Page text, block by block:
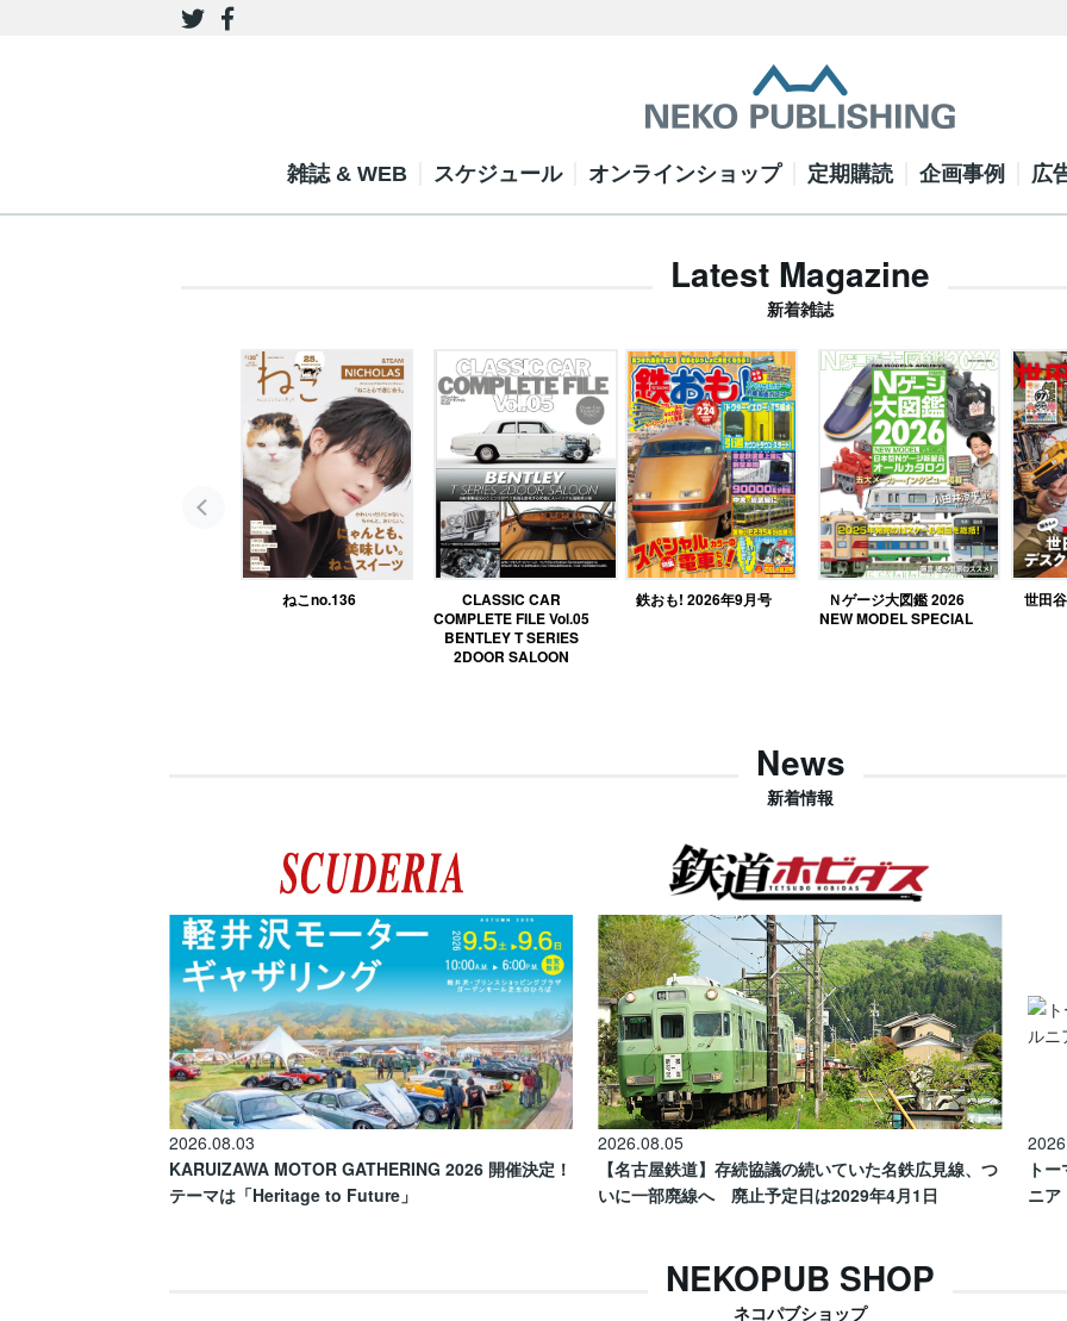
雑誌 & WEB スケジュール オンラインショップ 定期購読 企画事例 広
Latest Magazine
新着雑誌
ねこno.136
CLASSIC CAR
COMPLETE FILE Vol.05
BENTLEY T SERIES
2DOOR SALOON
鉄おも! 2026年9月号
Ｎゲージ大図鑑 2026
NEW MODEL SPECIAL
世田
News
新着情報
2026.08.03
KARUIZAWA MOTOR GATHERING 2026 開催決定！
テーマは「Heritage to Future」
2026.08.05
【名古屋鉄道】存続協議の続いていた名鉄広見線、つ
いに一部廃線へ 廃止予定日は2029年4月1日
ト
ニア
NEKOPUB SHOP
ネコパブショップ